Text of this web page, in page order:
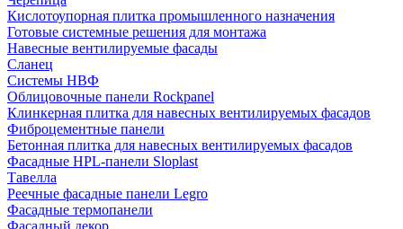
Кислотоупорная плитка промышленного назначения
Готовые системные решения для монтажа
Навесные вентилируемые фасады
Сланец
Системы НВФ
Облицовочные панели Rockpanel
Клинкерная плитка для навесных вентилируемых фасадов
Фиброцементные панели
Бетонная плитка для навесных вентилируемых фасадов
Фасадные HPL-панели Sloplast
Тавелла
Реечные фасадные панели Legro
Фасадные термопанели
Фасадный декор